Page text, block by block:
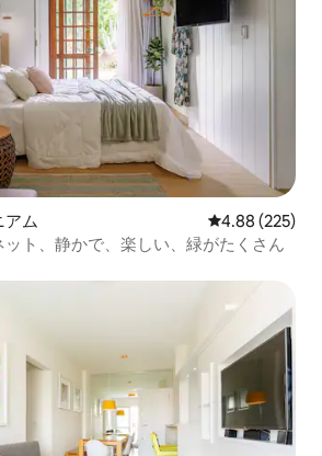
アム レビュー225
4.88 (225)
ト、静かで、楽しい、緑がたくさん